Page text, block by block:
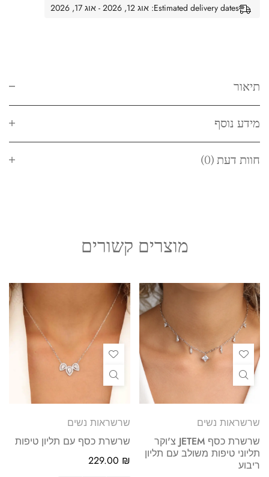
Estimated delivery dates: אוג 12, 2026 - אוג 17, 2026
תיאור
מידע נוסף
חוות דעת (0)
מוצרים קשורים
שרשראות נשים
שרשרת כסף JETEM צ'וקר
תליוני טיפות משולב עם תליון
ריבוע
שרשראות נשים
שרשרת כסף עם תליון טיפות
229.00 ₪